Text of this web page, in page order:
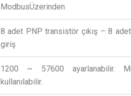
ModbusÜzerinden
8 adet PNP transistör çıkış – 8
giriş
1200 ~ 57600 ayarlanabilir.
kullanılabilir.